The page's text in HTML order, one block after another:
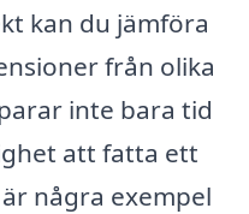
kan du jämföra
från olika
inte bara tid
att fatta ett
några exempel